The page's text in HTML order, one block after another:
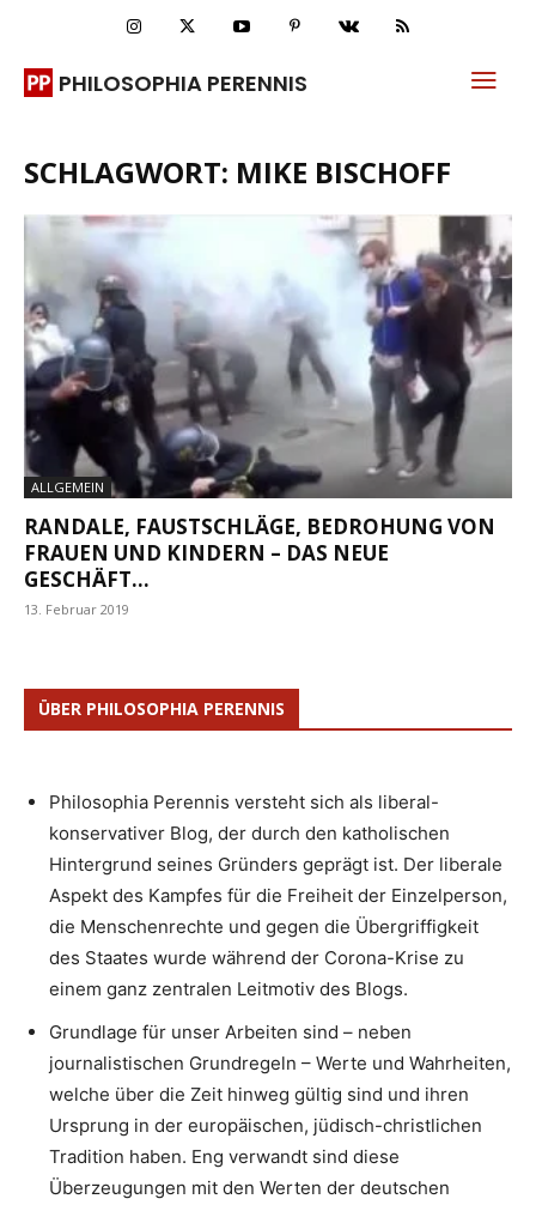
PHILOSOPHIA PERENNIS
SCHLAGWORT: MIKE BISCHOFF
ALLGEMEIN
RANDALE, FAUSTSCHLÄGE, BEDROHUNG VON
FRAUEN UND KINDERN – DAS NEUE
GESCHÄFT...
13. Februar 2019
ÜBER PHILOSOPHIA PERENNIS
Philosophia Perennis versteht sich als liberal-
konservativer Blog, der durch den katholischen
Hintergrund seines Gründers geprägt ist. Der liberale
Aspekt des Kampfes für die Freiheit der Einzelperson,
die Menschenrechte und gegen die Übergriffigkeit
des Staates wurde während der Corona-Krise zu
einem ganz zentralen Leitmotiv des Blogs.
Grundlage für unser Arbeiten sind – neben
journalistischen Grundregeln – Werte und Wahrheiten,
welche über die Zeit hinweg gültig sind und ihren
Ursprung in der europäischen, jüdisch-christlichen
Tradition haben. Eng verwandt sind diese
Überzeugungen mit den Werten der deutschen